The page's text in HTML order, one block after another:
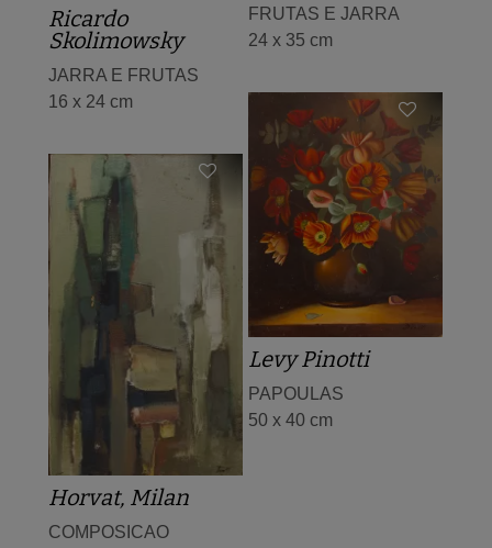
FRUTAS E JARRA
24 x 35 cm
Ricardo
Skolimowsky
JARRA E FRUTAS
16 x 24 cm
Levy Pinotti
PAPOULAS
50 x 40 cm
Horvat, Milan
COMPOSICAO